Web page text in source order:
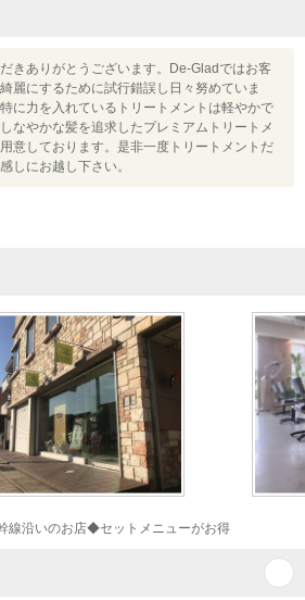
きありがとうございます。De-Gladではお客
麗にするために試行錯誤し日々努めていま
に力を入れているトリートメントは軽やかで
なやかな髪を追求したプレミアムトリートメ
意しております。是非一度トリートメントだ
しにお越し下さい。
線沿いのお店◆セットメニューがお得